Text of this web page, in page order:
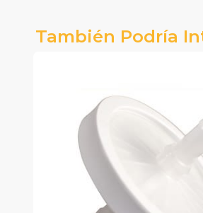
También Podría